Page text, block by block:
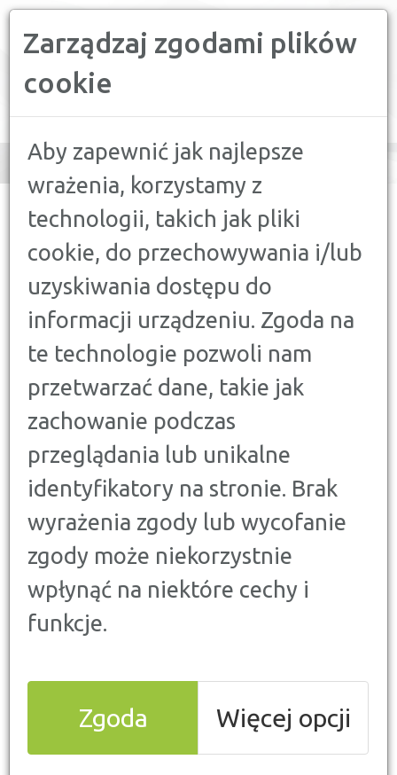
Zarządzaj zgodami plików
cookie
Aby zapewnić jak najlepsze
wrażenia, korzystamy z
technologii, takich jak pliki
cookie, do przechowywania i/lub
uzyskiwania dostępu do
informacji urządzeniu. Zgoda na
te technologie pozwoli nam
przetwarzać dane, takie jak
zachowanie podczas
przeglądania lub unikalne
identyfikatory na stronie. Brak
wyrażenia zgody lub wycofanie
zgody może niekorzystnie
wpłynąć na niektóre cechy i
funkcje.
Zgoda Więcej opcji
navigation
OSZCZĘDZAĆ SIĘ OPŁACA? PRZEGLĄD NAJLEPSZYCH LOKAT
KONTA, LOKATY
KIEDY OSZCZĘDZAĆ SIĘ
OPŁACA? PRZEGLĄD
NAJLEPSZYCH LOKAT
Kiedy oszczędzać się opłaca? Przegląd najlepszych
W sierpniu 2023 rynek depozytów odnotował spadek
średniej stopy do
wciąż można było znaleźć perełki z zyskiem nawet